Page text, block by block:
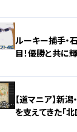
ルーキー捕手・
目！優勝と共に
【道マニア】新
を支えてきた「